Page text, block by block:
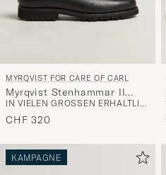
MYRQVIST FOR CARE OF CARL
Myrqvist Stenhammar II
Vibram Loafer Black
Grained Calf
IN VIELEN GRÖSSEN ERHÄLTLICH
CHF 320
KAMPAGNE